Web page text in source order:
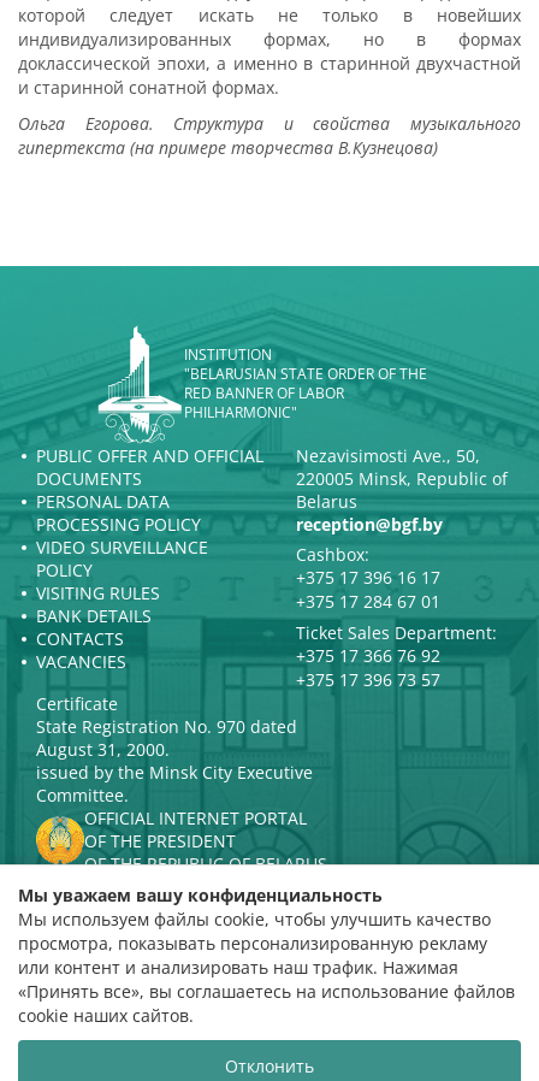
которой следует искать не только в новейших
индивидуализированных формах, но в формах
доклассической эпохи, а именно в старинной двухчастной
и старинной сонатной формах.
Ольга Егорова. Структура и свойства музыкального
гипертекста (на примере творчества В.Кузнецова)
INSTITUTION
"BELARUSIAN STATE ORDER OF THE
RED BANNER OF LABOR
PHILHARMONIC"
PUBLIC OFFER AND OFFICIAL
DOCUMENTS
PERSONAL DATA
PROCESSING POLICY
VIDEO SURVEILLANCE
POLICY
VISITING RULES
BANK DETAILS
CONTACTS
VACANCIES
Nezavisimosti Ave., 50,
220005 Minsk, Republic of
Belarus
reception@bgf.by
Cashbox:
+375 17 396 16 17
+375 17 284 67 01
Ticket Sales Department:
+375 17 366 76 92
+375 17 396 73 57
Certificate
State Registration No. 970 dated
August 31, 2000.
issued by the Minsk City Executive
Committee.
OFFICIAL INTERNET PORTAL
OF THE PRESIDENT
OF THE REPUBLIC OF BELARUS
MINISTRY OF CULTURE OF THE
REPUBLIC OF BELARUS
PORTAL
RATING ASSESSMENT
Rating 4.9
based on 112 reviews
Мы уважаем вашу конфиденциальность
Мы используем файлы cookie, чтобы улучшить качество
просмотра, показывать персонализированную рекламу
или контент и анализировать наш трафик. Нажимая
«Принять все», вы соглашаетесь на использование файлов
cookie наших сайтов.
Отклонить